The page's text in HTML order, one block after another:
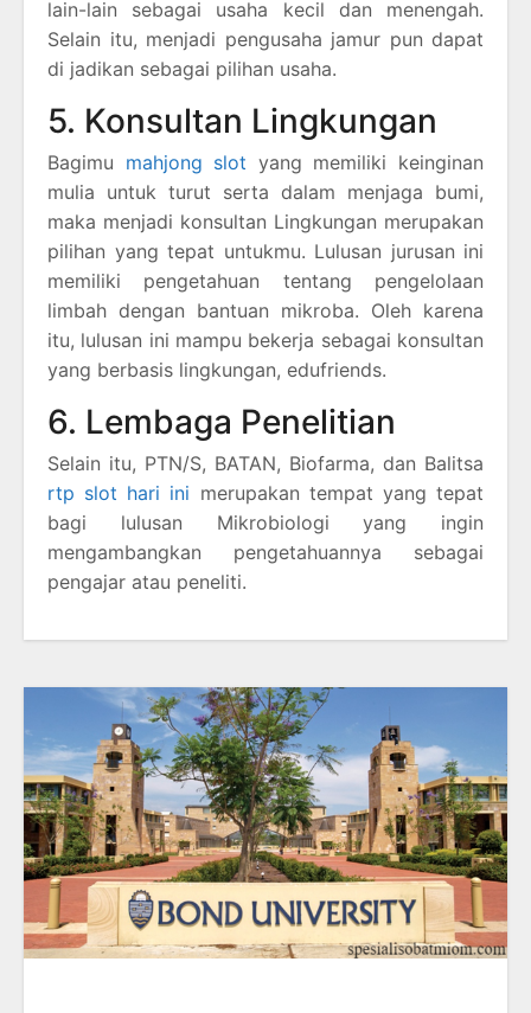
lain-lain sebagai usaha kecil dan menengah.
Selain itu, menjadi pengusaha jamur pun dapat
di jadikan sebagai pilihan usaha.
5. Konsultan Lingkungan
Bagimu mahjong slot yang memiliki keinginan
mulia untuk turut serta dalam menjaga bumi,
maka menjadi konsultan Lingkungan merupakan
pilihan yang tepat untukmu. Lulusan jurusan ini
memiliki pengetahuan tentang pengelolaan
limbah dengan bantuan mikroba. Oleh karena
itu, lulusan ini mampu bekerja sebagai konsultan
yang berbasis lingkungan, edufriends.
6. Lembaga Penelitian
Selain itu, PTN/S, BATAN, Biofarma, dan Balitsa
rtp slot hari ini merupakan tempat yang tepat
bagi lulusan Mikrobiologi yang ingin
mengambangkan pengetahuannya sebagai
pengajar atau peneliti.